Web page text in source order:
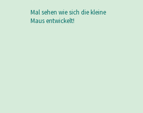
Mal sehen wie sich die kleine
Maus entwickelt!